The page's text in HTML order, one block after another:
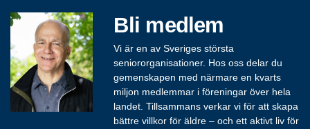
Bli medlem
Vi är en av Sveriges största
seniororganisationer. Hos oss delar du
gemenskapen med närmare en kvarts
miljon medlemmar i föreningar över hela
landet. Tillsammans verkar vi för att skapa
bättre villkor för äldre – och ett aktivt liv för